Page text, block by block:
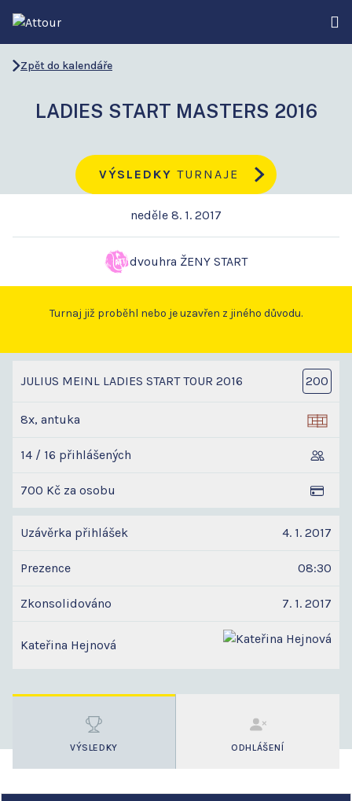
Zpět do kalendáře
LADIES START MASTERS 2016
VÝSLEDKY TURNAJE
neděle 8. 1. 2017
dvouhra ŽENY START
Turnaj již proběhl nebo je uzavřen z jiného důvodu.
JULIUS MEINL LADIES START TOUR 2016 200
8x, antuka
14 / 16 přihlášených
700 Kč za osobu
Uzávěrka přihlášek 4. 1. 2017
Prezence 08:30
Zkonsolidováno 7. 1. 2017
Kateřina Hejnová
VÝSLEDKY ODHLÁŠENÍ